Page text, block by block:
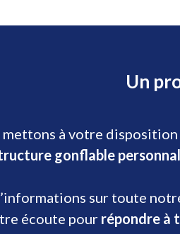
Un
mettons à votre
gonflable
sur toute
écoute pour répondre à